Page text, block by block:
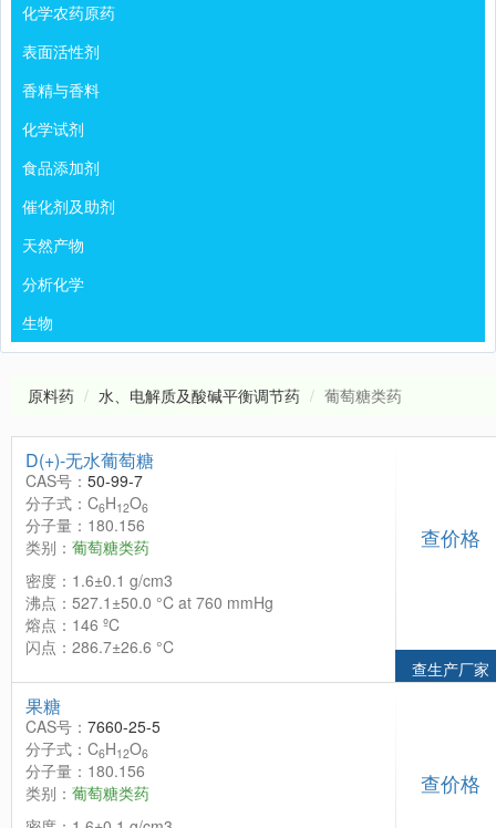
化学农药原药
表面活性剂
香精与香料
化学试剂
食品添加剂
催化剂及助剂
天然产物
分析化学
生物
原料药 水、电解质及酸碱平衡调节药 葡萄糖类药
D(+)-无水葡萄糖
CAS号： 50-99-7
分子式：C6H12O6
分子量：180.156
类别： 葡萄糖类药
密度：1.6±0.1 g/cm3
沸点：527.1±50.0 °C at 760 mmHg
熔点：146 ºC
闪点：286.7±26.6 °C
查价格
查生产厂家
果糖
CAS号： 7660-25-5
分子式：C6H12O6
分子量：180.156
类别： 葡萄糖类药
查价格